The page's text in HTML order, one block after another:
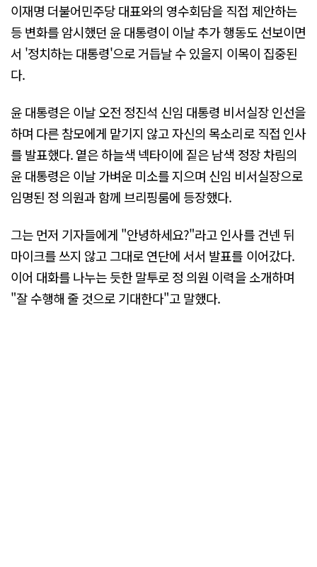
이재명 더불어민주당 대표와의 영수회담을 직접 제안하는
등 변화를 암시했던 윤 대통령이 이날 추가 행동도 선보이면
서 '정치하는 대통령'으로 거듭날 수 있을지 이목이 집중된
다.
윤 대통령은 이날 오전 정진석 신임 대통령 비서실장 인선을
하며 다른 참모에게 맡기지 않고 자신의 목소리로 직접 인사
를 발표했다. 옅은 하늘색 넥타이에 짙은 남색 정장 차림의
윤 대통령은 이날 가벼운 미소를 지으며 신임 비서실장으로
임명된 정 의원과 함께 브리핑룸에 등장했다.
그는 먼저 기자들에게 "안녕하세요?"라고 인사를 건넨 뒤
마이크를 쓰지 않고 그대로 연단에 서서 발표를 이어갔다.
이어 대화를 나누는 듯한 말투로 정 의원 이력을 소개하며
"잘 수행해 줄 것으로 기대한다"고 말했다.